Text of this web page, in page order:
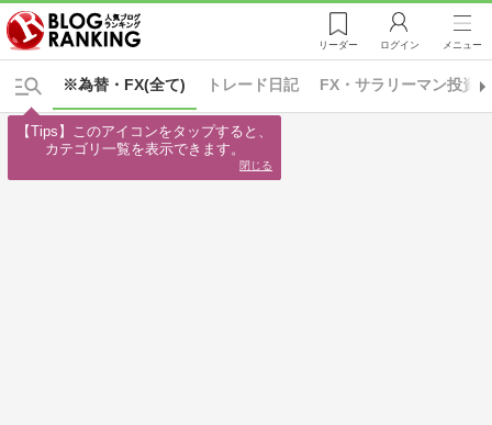
リーダー ログイン メニュー
※為替・FX(全て) トレード日記 FX・サラリーマン投資
【Tips】このアイコンをタップすると、
カテゴリ一覧を表示できます。
閉じる